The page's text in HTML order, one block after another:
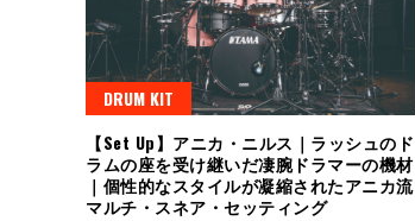
DRUM KIT
【Set Up】アニカ・ニルス｜ラッシュのド
ラムの座を受け継いだ凄腕ドラマーの機材
｜個性的なスタイルが凝縮されたアニカ流
マルチ・スネア・セッティング